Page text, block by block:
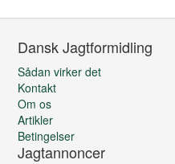
Dansk Jagtformidling
Sådan virker det
Kontakt
Om os
Artikler
Betingelser
Jagtannoncer